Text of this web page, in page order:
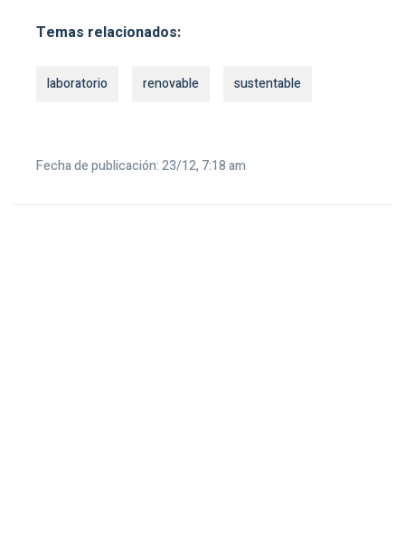
Temas relacionados:
laboratorio renovable sustentable
Fecha de publicación: 23/12, 7:18 am